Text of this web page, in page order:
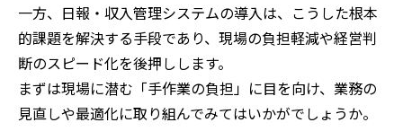
一方、日報・収入管理システムの導入は、こうした根本
的課題を解決する手段であり、現場の負担軽減や経営判
断のスピード化を後押しします。
まずは現場に潜む「手作業の負担」に目を向け、業務の
見直しや最適化に取り組んでみてはいかがでしょうか。